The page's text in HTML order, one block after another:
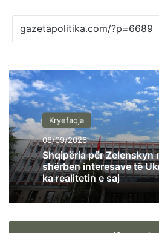
Kryefaqja
08/09/2026
Shqipëria për Zelenskyn
shërben interesave të
ka realitetin e saj